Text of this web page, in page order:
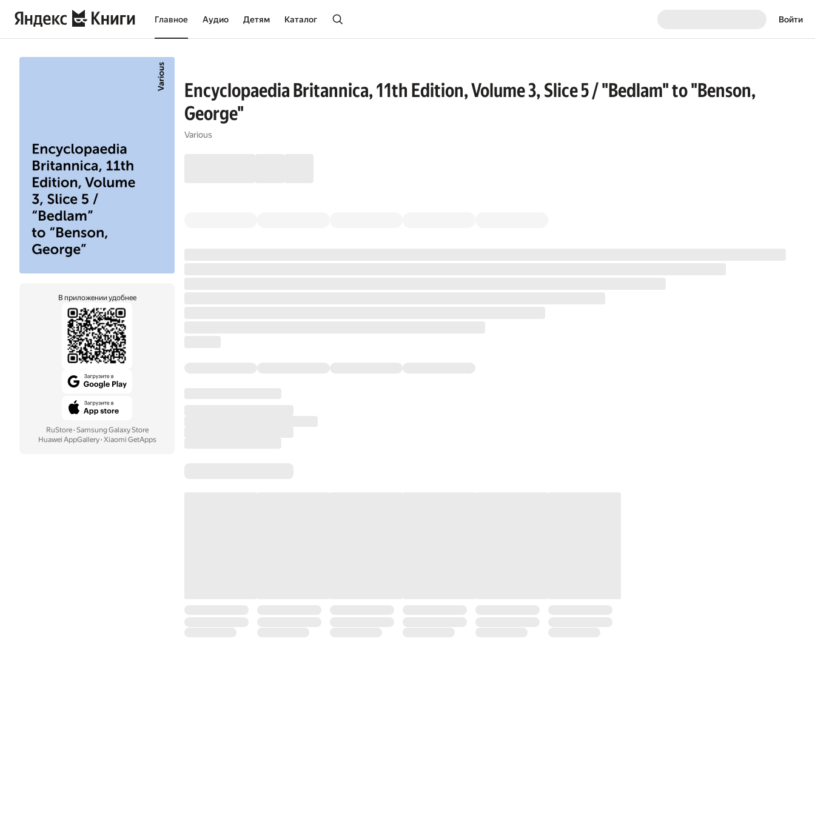
Главное Аудио Детям Каталог Войти
В приложении удобнее
RuStore· Samsung Galaxy Store
Huawei AppGallery· Xiaomi GetApps
Encyclopaedia Britannica, 11th Edition, Volume 3, Slice 5 / "Bedlam" to "Benson,
George"
Various